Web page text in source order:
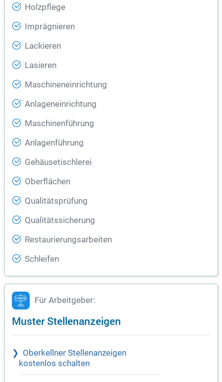
Holzpflege
Imprägnieren
Lackieren
Lasieren
Maschineneinrichtung
Anlageneinrichtung
Maschinenführung
Anlagenführung
Gehäusetischlerei
Oberflächen
Qualitätsprüfung
Qualitätssicherung
Restaurierungsarbeiten
Schleifen
Für Arbeitgeber:
Muster Stellenanzeigen
Oberkellner Stellenanzeigen
kostenlos schalten